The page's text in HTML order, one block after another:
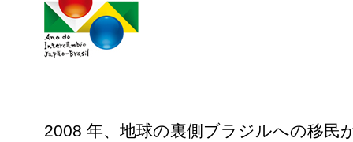
2008 年、地球の裏側ブラジルへの移民